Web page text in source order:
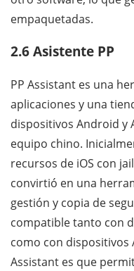
empaquetadas.
2.6 Asistente PP
PP Assistant es una
aplicaciones y una
dispositivos Android y
equipo chino.
recursos de iOS con
convirtió en una
gestión y copia de
compatible tanto con
como con dispositivos
Assistant es que